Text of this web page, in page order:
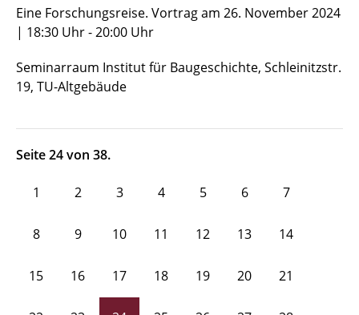
Eine Forschungsreise. Vortrag am 26. November 2024
| 18:30 Uhr - 20:00 Uhr
Seminarraum Institut für Baugeschichte, Schleinitzstr.
19, TU-Altgebäude
Seite 24 von 38.
1 2 3 4 5 6 7
8 9 10 11 12 13 14
15 16 17 18 19 20 21